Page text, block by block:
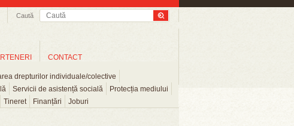
Caută
drepturilor individuale/colective
Servicii de asistență socială
Protecția mediului
Tineret Finanțări Joburi
CONTACT